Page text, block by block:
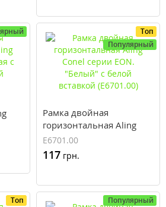
Топ
Популярный
Рамка двойная
горизонтальная Aling
Conel серии EON.
"Белый" с белой
вставкой (E6701.00)
E6701.00
117 грн.
Топ
Популярный